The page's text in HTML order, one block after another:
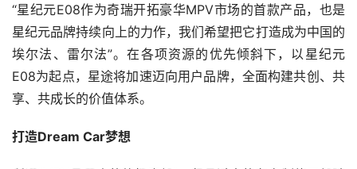
“星纪元E08作为奇瑞开拓豪华MPV市场的首款产品，也是
星纪元品牌持续向上的力作，我们希望把它打造成为中国的
埃尔法、雷尔法”。在各项资源的优先倾斜下，以星纪元
E08为起点，星途将加速迈向用户品牌，全面构建共创、共
享、共成长的价值体系。
打造Dream Car梦想